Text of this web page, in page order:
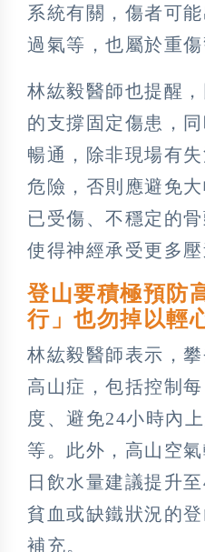
系統有關，傷者可
過氣等，也屬於重傷
林紘毅醫師也提醒
的支撐固定傷患，
暢通，除非現場有
危險，否則應避免
已受傷、不穩定的
使得神經承受更多
登山要積極預防
行」也勿掉以輕
林紘毅醫師表示，
高山症，包括控制
度、避免24小時內
等。此外，高山空
日飲水量建議提升
貧血或缺鐵狀況的
補充。